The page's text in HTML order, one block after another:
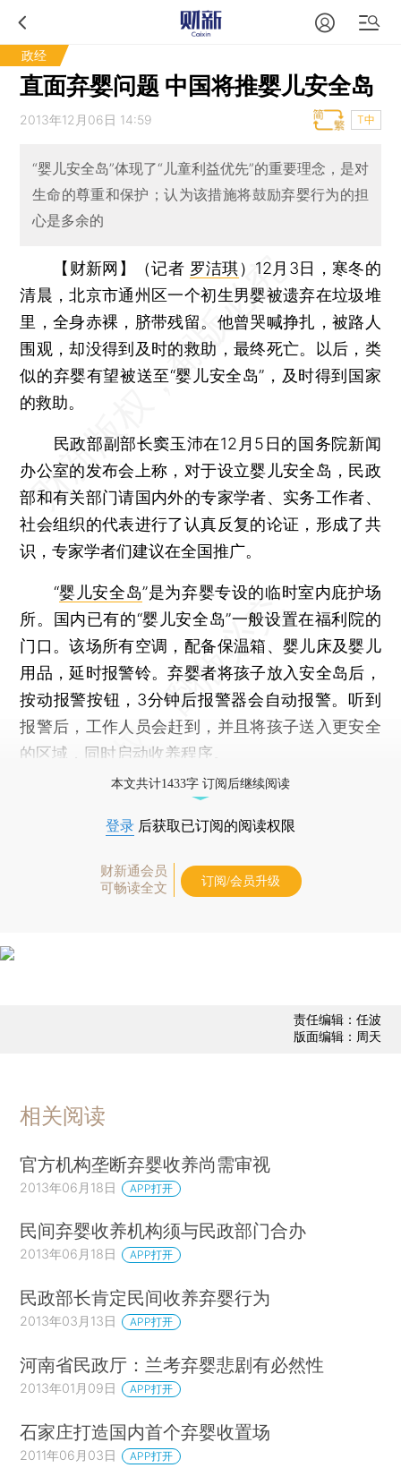
政经
直面弃婴问题 中国将推婴儿安全岛
2013年12月06日 14:59 T中
“婴儿安全岛”体现了“儿童利益优先”的重要理念，是对
生命的尊重和保护；认为该措施将鼓励弃婴行为的担
心是多余的
【财新网】（记者 罗洁琪） 12月3日，寒冬的
清晨，北京市通州区一个初生男婴被遗弃在垃圾堆
里，全身赤裸，脐带残留。他曾哭喊挣扎，被路人
围观，却没得到及时的救助，最终死亡。以后，类
似的弃婴有望被送至“婴儿安全岛”，及时得到国家
的救助。
民政部副部长窦玉沛在12月5日的国务院新闻
办公室的发布会上称，对于设立婴儿安全岛，民政
部和有关部门请国内外的专家学者、实务工作者、
社会组织的代表进行了认真反复的论证，形成了共
识，专家学者们建议在全国推广。
“婴儿安全岛”是为弃婴专设的临时室内庇护场
所。国内已有的“婴儿安全岛”一般设置在福利院的
门口。该场所有空调，配备保温箱、婴儿床及婴儿
用品，延时报警铃。弃婴者将孩子放入安全岛后，
按动报警按钮，3分钟后报警器会自动报警。听到
报警后，工作人员会赶到，并且将孩子送入更安全
的区域，同时启动收养程序。
本文共计1433字 订阅后继续阅读
登录 后获取已订阅的阅读权限
财新通会员
可畅读全文
订阅/会员升级
责任编辑：任波
版面编辑：周天
相关阅读
官方机构垄断弃婴收养尚需审视
2013年06月18日 APP打开
民间弃婴收养机构须与民政部门合办
2013年06月18日 APP打开
民政部长肯定民间收养弃婴行为
2013年03月13日 APP打开
河南省民政厅：兰考弃婴悲剧有必然性
2013年01月09日 APP打开
石家庄打造国内首个弃婴收置场
2011年06月03日 APP打开